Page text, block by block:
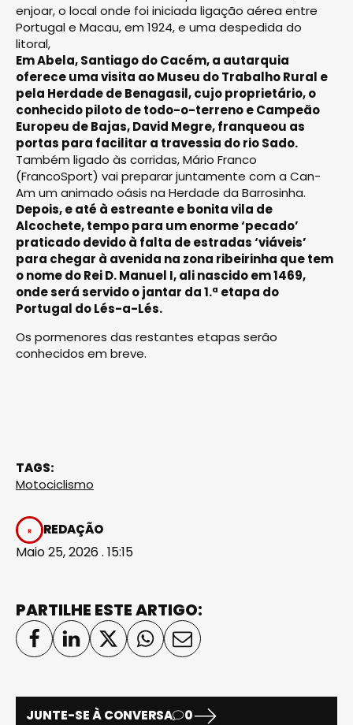
enjoar, o local onde foi iniciada ligação aérea entre
Portugal e Macau, em 1924, e uma despedida do
litoral,
Em Abela, Santiago do Cacém, a autarquia
oferece uma visita ao Museu do Trabalho Rural e
pela Herdade de Benagasil, cujo proprietário, o
conhecido piloto de todo-o-terreno e Campeão
Europeu de Bajas, David Megre, franqueou as
portas para facilitar a travessia do rio Sado.
Também ligado às corridas, Mário Franco
(FrancoSport) vai preparar juntamente com a Can-
Am um animado oásis na Herdade da Barrosinha.
Depois, e até à estreante e bonita vila de
Alcochete, tempo para um enorme ‘pecado’
praticado devido à falta de estradas ‘viáveis’
para chegar à avenida na zona ribeirinha que tem
o nome do Rei D. Manuel I, ali nascido em 1469,
onde será servido o jantar da 1.ª etapa do
Portugal do Lés-a-Lés.
Os pormenores das restantes etapas serão
conhecidos em breve.
TAGS:
Motociclismo
REDAÇÃO
Maio 25, 2026 . 15:15
PARTILHE ESTE ARTIGO:
JUNTE-SE À CONVERSA 0